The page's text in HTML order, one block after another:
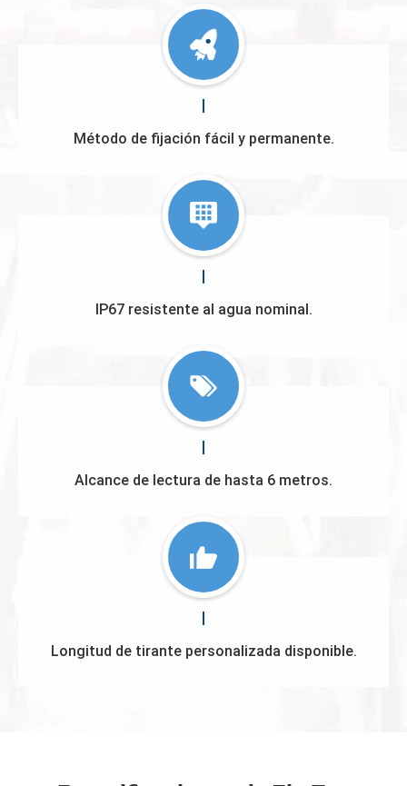
Método de fijación fácil y permanente.
IP67 resistente al agua nominal.
Alcance de lectura de hasta 6 metros.
Longitud de tirante personalizada disponible.